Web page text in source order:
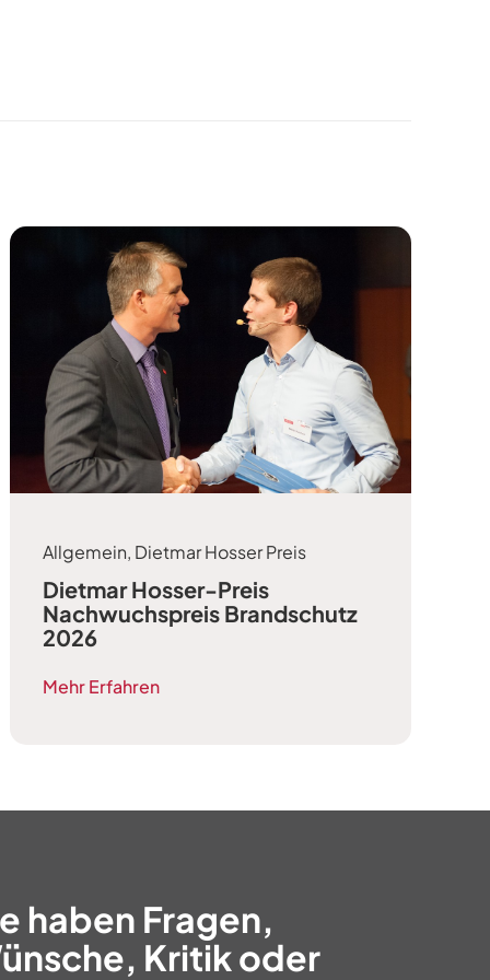
Allgemein, Dietmar Hosser Preis
Dietmar Hosser-Preis
Nachwuchspreis Brandschutz
2026
Mehr Erfahren
haben Fragen,
Kritik oder